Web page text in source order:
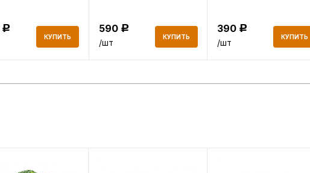
Р
КУПИТЬ
590 Р
/шт
КУПИТЬ
390 Р
/шт
КУПИТЬ